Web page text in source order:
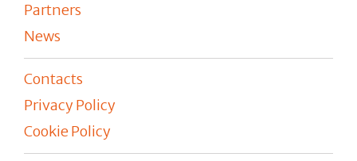
Partners
News
Contacts
Privacy Policy
Cookie Policy